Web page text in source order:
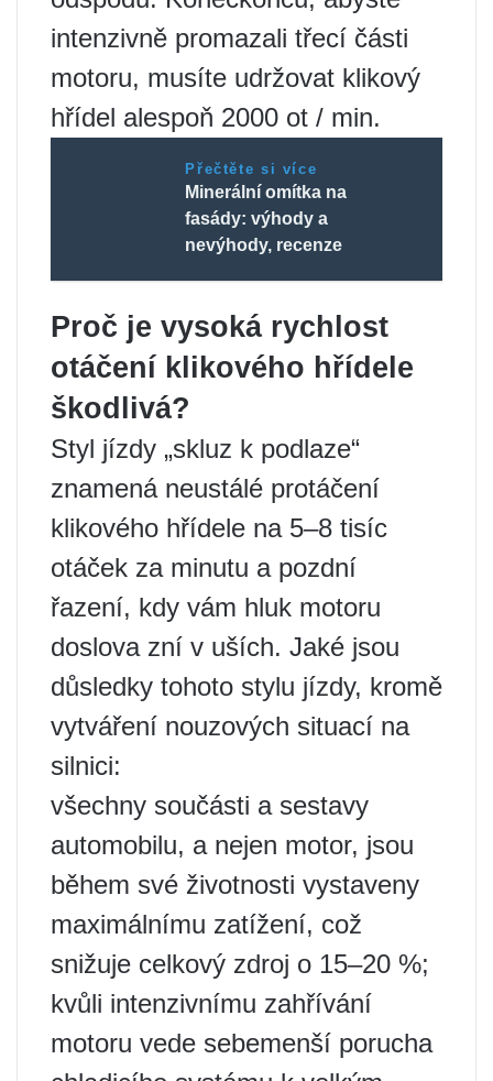
intenzivně promazali třecí části
motoru, musíte udržovat klikový
hřídel alespoň 2000 ot / min.
Přečtěte si více
Minerální omítka na
fasády: výhody a
nevýhody, recenze
Proč je vysoká rychlost
otáčení klikového hřídele
škodlivá?
Styl jízdy „skluz k podlaze“
znamená neustálé protáčení
klikového hřídele na 5–8 tisíc
otáček za minutu a pozdní
řazení, kdy vám hluk motoru
doslova zní v uších. Jaké jsou
důsledky tohoto stylu jízdy, kromě
vytváření nouzových situací na
silnici:
všechny součásti a sestavy
automobilu, a nejen motor, jsou
během své životnosti vystaveny
maximálnímu zatížení, což
snižuje celkový zdroj o 15–20 %;
kvůli intenzivnímu zahřívání
motoru vede sebemenší porucha